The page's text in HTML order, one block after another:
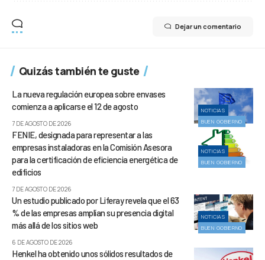
Dejar un comentario
Quizás también te guste
NOTICIAS
BUEN GOBIERNO
La nueva regulación europea sobre envases
comienza a aplicarse el 12 de agosto
7 DE AGOSTO DE 2026
NOTICIAS
BUEN GOBIERNO
FENIE, designada para representar a las
empresas instaladoras en la Comisión Asesora
para la certificación de eficiencia energética de
edificios
7 DE AGOSTO DE 2026
NOTICIAS
BUEN GOBIERNO
Un estudio publicado por Liferay revela que el 63
% de las empresas amplían su presencia digital
más allá de los sitios web
6 DE AGOSTO DE 2026
Henkel ha obtenido unos sólidos resultados de